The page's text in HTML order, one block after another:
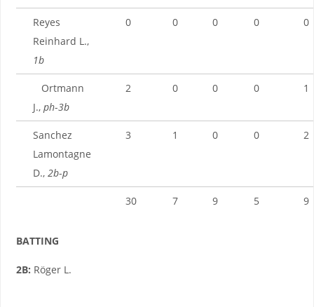
Reyes
Reinhard L.,
1b
0 0 0 0 0
Ortmann
J., ph-3b
2 0 0 0 1
Sanchez
Lamontagne
D., 2b-p
3 1 0 0 2
30 7 9 5 9
BATTING
2B: Röger L.